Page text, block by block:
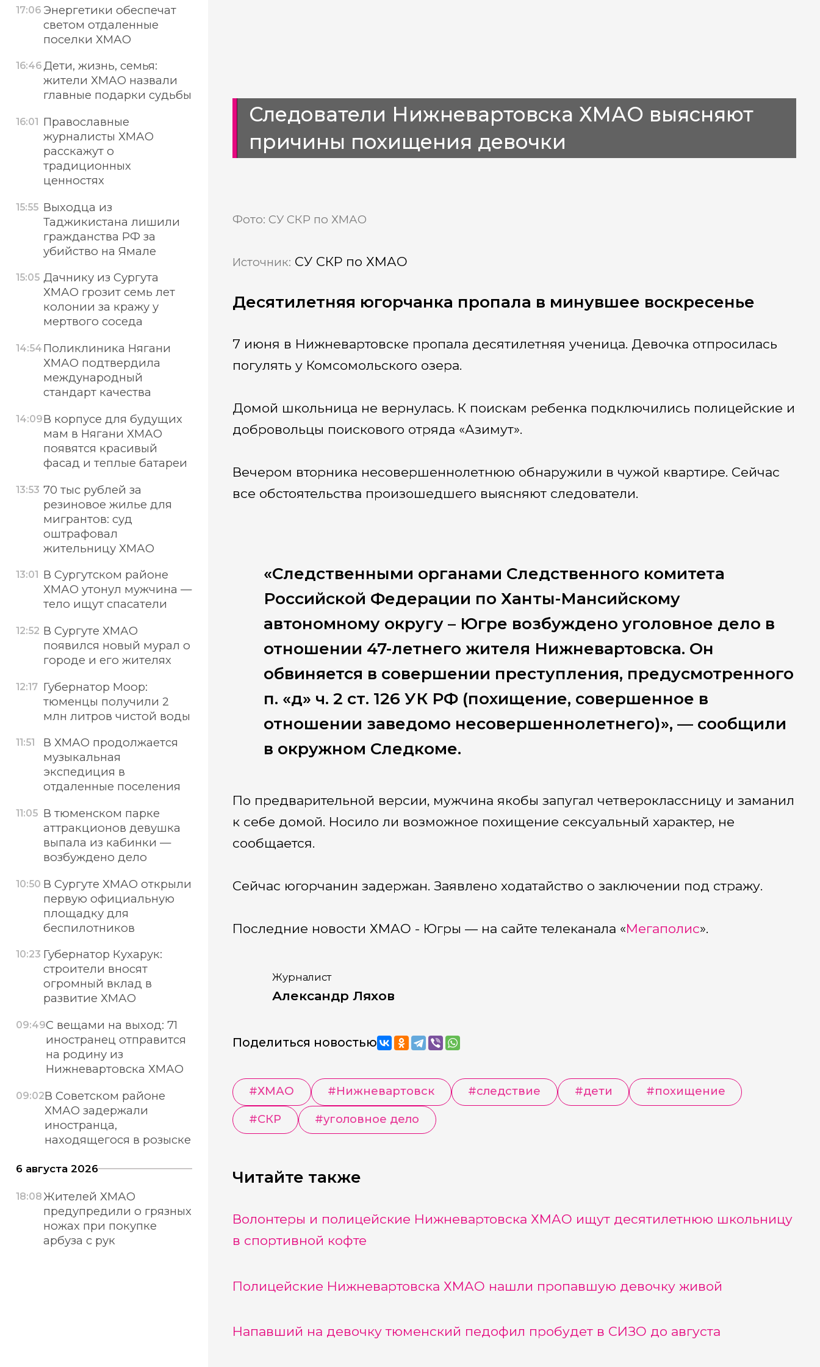
Следователи Нижневартовска ХМАО выясняют
причины похищения девочки
Фото: СУ СКР по ХМАО
Источник: СУ СКР по ХМАО
Десятилетняя югорчанка пропала в минувшее воскресенье
7 июня в Нижневартовске пропала десятилетняя ученица. Девочка отпросилась
погулять у Комсомольского озера.
Домой школьница не вернулась. К поискам ребенка подключились полицейские и
добровольцы поискового отряда «Азимут».
Вечером вторника несовершеннолетнюю обнаружили в чужой квартире. Сейчас
все обстоятельства произошедшего выясняют следователи.
«Следственными органами Следственного комитета
Российской Федерации по Ханты-Мансийскому
автономному округу – Югре возбуждено уголовное дело в
отношении 47-летнего жителя Нижневартовска. Он
обвиняется в совершении преступления, предусмотренного
п. «д» ч. 2 ст. 126 УК РФ (похищение, совершенное в
отношении заведомо несовершеннолетнего)», — сообщили
в окружном Следкоме.
По предварительной версии, мужчина якобы запугал четвероклассницу и заманил
к себе домой. Носило ли возможное похищение сексуальный характер, не
сообщается.
Сейчас югорчанин задержан. Заявлено ходатайство о заключении под стражу.
Последние новости ХМАО - Югры — на сайте телеканала «Мегаполис».
Журналист
Александр Ляхов
Поделиться новостью
#ХМАО #Нижневартовск #следствие #дети #похищение
#СКР #уголовное дело
Читайте также
Волонтеры и полицейские Нижневартовска ХМАО ищут десятилетнюю школьницу
в спортивной кофте
Полицейские Нижневартовска ХМАО нашли пропавшую девочку живой
Напавший на девочку тюменский педофил пробудет в СИЗО до августа
17:06 Энергетики обеспечат
светом отдаленные
поселки ХМАО
16:46Дети, жизнь, семья:
жители ХМАО назвали
главные подарки судьбы
16:01 Православные
журналисты ХМАО
расскажут о
традиционных
ценностях
15:55 Выходца из
Таджикистана лишили
гражданства РФ за
убийство на Ямале
15:05 Дачнику из Сургута
ХМАО грозит семь лет
колонии за кражу у
мертвого соседа
14:54 Поликлиника Нягани
ХМАО подтвердила
международный
стандарт качества
14:09В корпусе для будущих
мам в Нягани ХМАО
появятся красивый
фасад и теплые батареи
13:53 70 тыс рублей за
резиновое жилье для
мигрантов: суд
оштрафовал
жительницу ХМАО
13:01
В Сургутском районе
ХМАО утонул мужчина —
тело ищут спасатели
12:52 В Сургуте ХМАО
появился новый мурал о
городе и его жителях
12:17 Губернатор Моор:
тюменцы получили 2
млн литров чистой воды
11:51
В ХМАО продолжается
музыкальная
экспедиция в
отдаленные поселения
11:05 В тюменском парке
аттракционов девушка
выпала из кабинки —
возбуждено дело
10:50 В Сургуте ХМАО открыли
первую официальную
площадку для
беспилотников
10:23 Губернатор Кухарук:
строители вносят
огромный вклад в
развитие ХМАО
09:49С вещами на выход: 71
иностранец отправится
на родину из
Нижневартовска ХМАО
09:02В Советском районе
ХМАО задержали
иностранца,
находящегося в розыске
6 августа 2026
18:08Жителей ХМАО
предупредили о грязных
ножах при покупке
арбуза с рук